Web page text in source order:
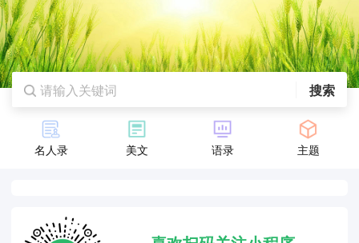
搜索
名人录 美文 语录 主题